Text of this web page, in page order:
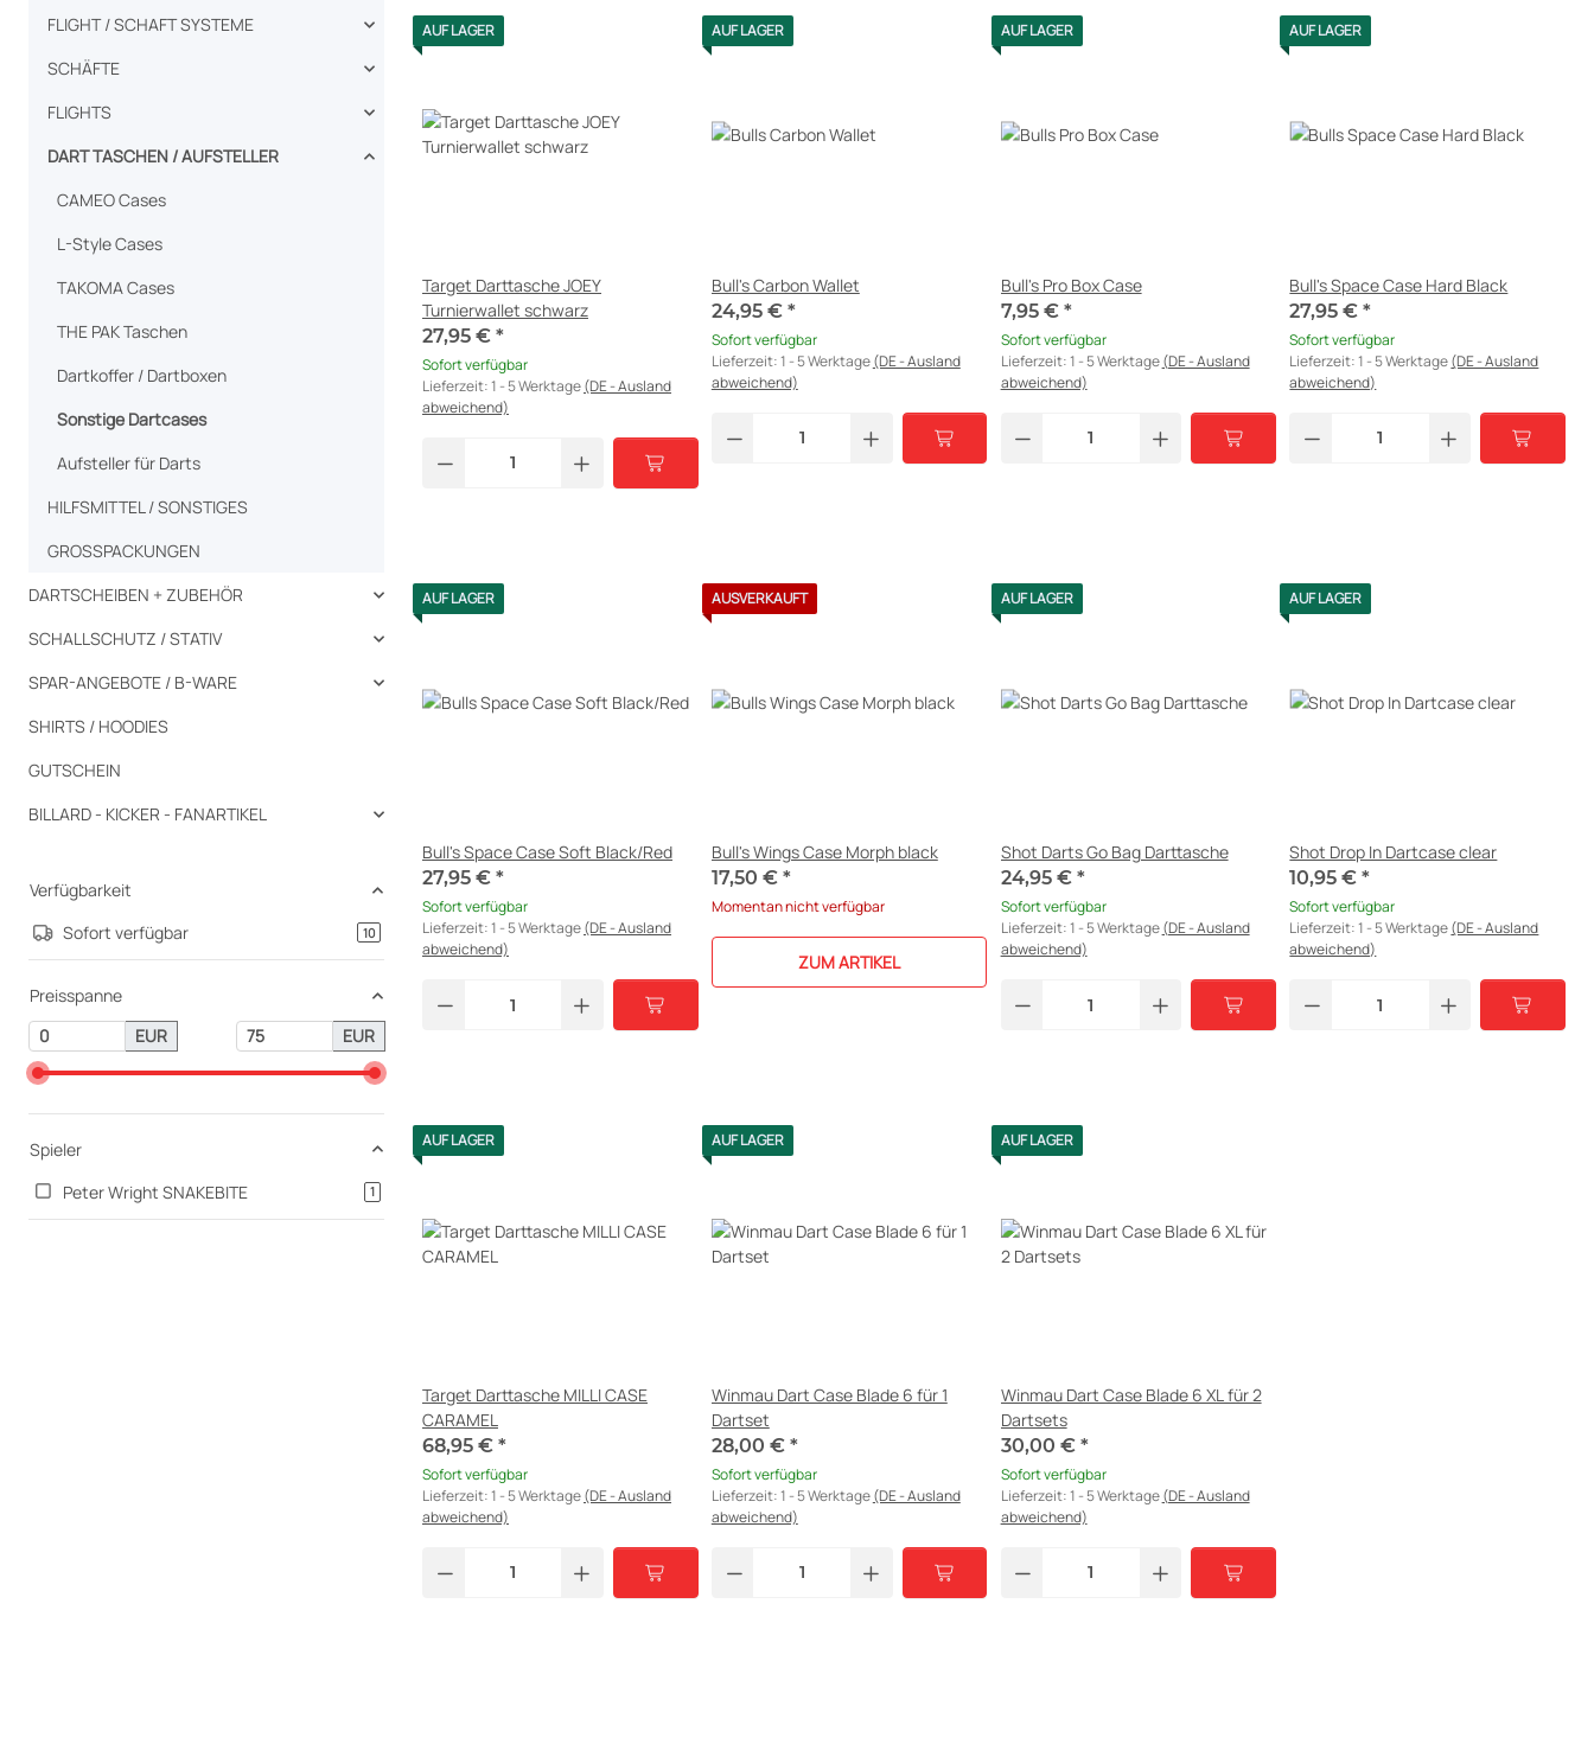
AUF LAGER
Target Darttasche JOEY
Turnierwallet schwarz
27,95 € *
Sofort verfügbar
Lieferzeit:1 - 5 Werktage(DE - Ausland
abweichend)
AUF LAGER
Bull's Carbon Wallet
24,95 € *
Sofort verfügbar
Lieferzeit:1 - 5 Werktage(DE - Ausland
abweichend)
AUF LAGER
Bull's Pro Box Case
7,95 € *
Sofort verfügbar
Lieferzeit:1 - 5 Werktage(DE - Ausland
abweichend)
AUF LAGER
Bull's Space Case Hard Black
27,95 €*
Sofort verfügbar
Lieferzeit:1 - 5 Werktage(DE - Ausland
abweichend)
AUF LAGER
Bull's Space Case Soft Black/Red
27,95 € *
Sofort verfügbar
Lieferzeit:1 - 5 Werktage(DE - Ausland
abweichend)
AUSVERKAUFT
Bull's Wings Case Morph black
17,50 € *
Momentan nicht verfügbar
ZUM ARTIKEL
AUF LAGER
Shot Darts Go Bag Darttasche
24,95 € *
Sofort verfügbar
Lieferzeit:1 - 5 Werktage(DE - Ausland
abweichend)
AUF LAGER
Shot Drop In Dartcase clear
10,95 €*
Sofort verfügbar
Lieferzeit:1 - 5 Werktage(DE - Ausland
abweichend)
AUF LAGER
Target Darttasche MILLI CASE
CARAMEL
68,95 € *
Sofort verfügbar
Lieferzeit:1 - 5 Werktage(DE - Ausland
abweichend)
AUF LAGER
Winmau Dart Case Blade 6 für 1
Dartset
28,00 € *
Sofort verfügbar
Lieferzeit:1 - 5 Werktage(DE - Ausland
abweichend)
AUF LAGER
Winmau Dart Case Blade 6 XL für 2
Dartsets
30,00 € *
Sofort verfügbar
Lieferzeit:1 - 5 Werktage(DE - Ausland
abweichend)
FLIGHT / SCHAFT SYSTEME
SCHÄFTE
FLIGHTS
DART TASCHEN / AUFSTELLER
CAMEO Cases
L-Style Cases
TAKOMA Cases
THE PAK Taschen
Dartkoffer / Dartboxen
Sonstige Dartcases
Aufsteller für Darts
HILFSMITTEL / SONSTIGES
GROSSPACKUNGEN
DARTSCHEIBEN + ZUBEHÖR
SCHALLSCHUTZ / STATIV
SPAR-ANGEBOTE / B-WARE
SHIRTS / HOODIES
GUTSCHEIN
BILLARD - KICKER - FANARTIKEL
Verfügbarkeit
Sofort verfügbar
10Artikel gefunden
Preisspanne
EUR
EUR
Spieler
Peter Wright SNAKEBITE
1Artikel gefunden